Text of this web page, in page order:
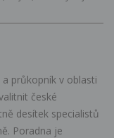
průkopník v oblasti
české
desítek specialistů
Poradna je